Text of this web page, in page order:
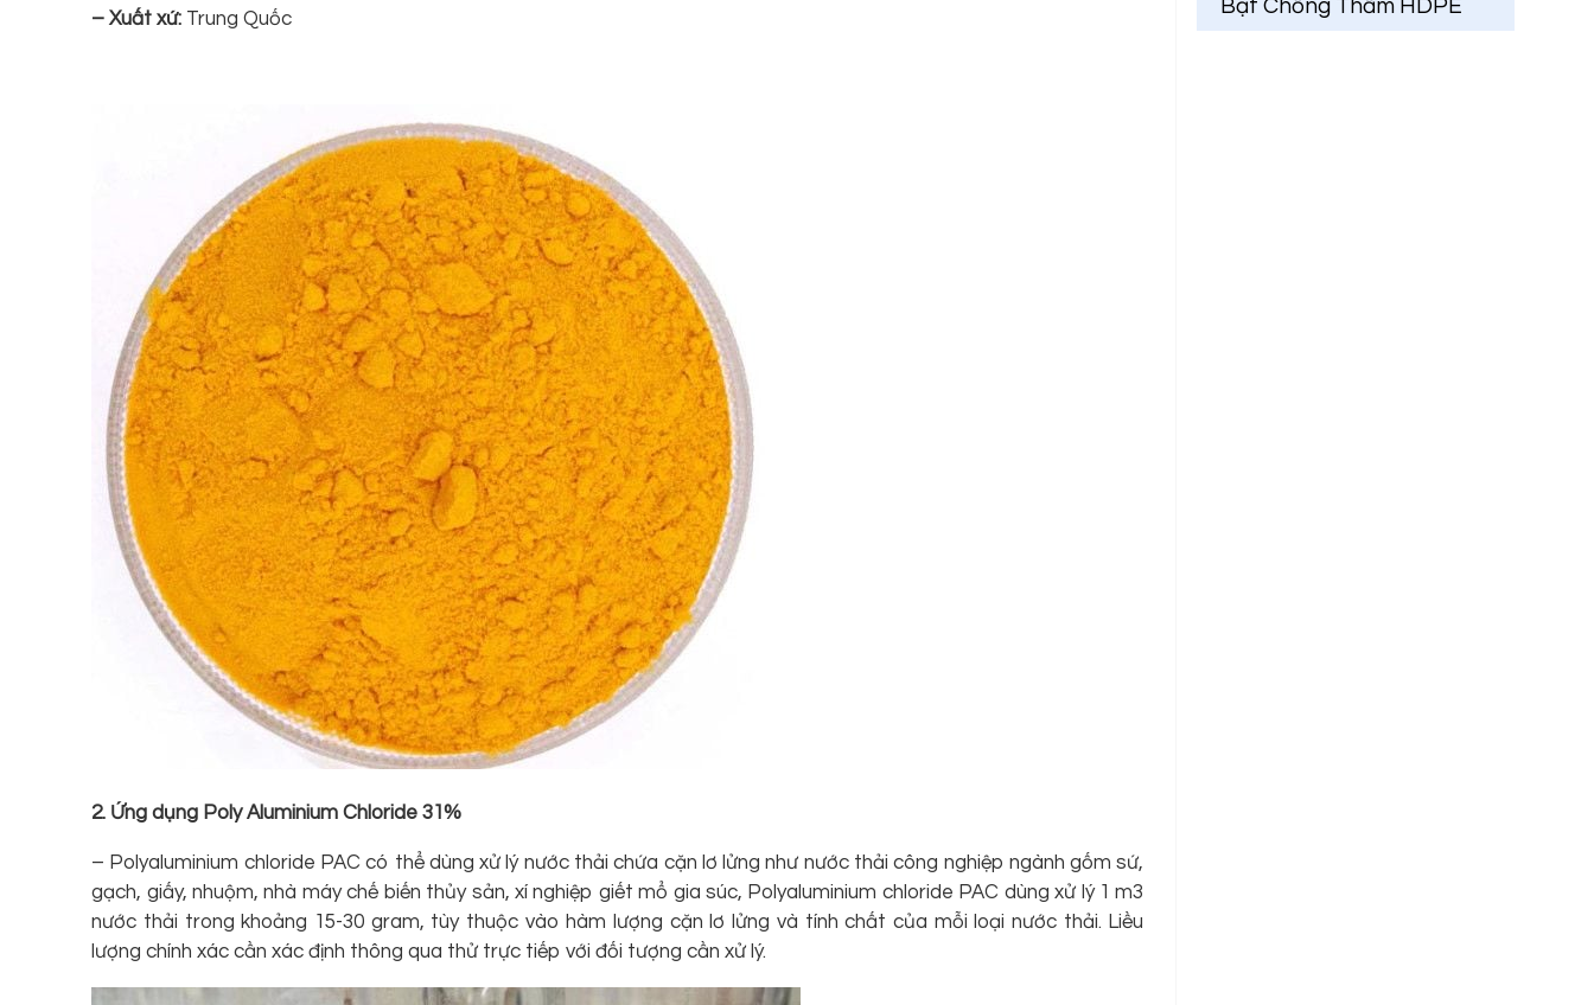
– Xuất xứ: Trung Quốc
2. Ứng dụng Poly Aluminium Chloride 31%
– Polyaluminium chloride PAC có thể dùng xử lý nước thải chứa cặn lơ lửng như nước thải công nghiệp ngành gốm sứ,
gạch, giấy, nhuộm, nhà máy chế biến thủy sản, xí nghiệp giết mổ gia súc, Polyaluminium chloride PAC dùng xử lý 1 m3
nước thải trong khoảng 15-30 gram, tùy thuộc vào hàm lượng cặn lơ lửng và tính chất của mỗi loại nước thải. Liều
lượng chính xác cần xác định thông qua thử trực tiếp với đối tượng cần xử lý.
Bạt Chống Thấm HDPE